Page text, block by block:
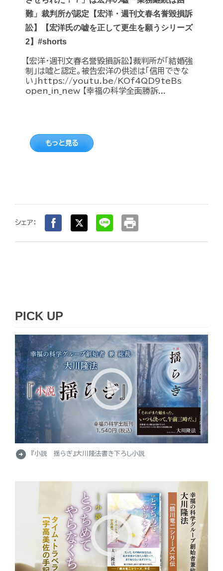
難」裁判所が認定【宏洋・週刊文春名誉毀損訴
訟】【宏洋氏の嘘を正して更生を願うシリーズ
2】#shorts
【宏洋・週刊文春名誉毀損訴訟】裁判所が「結婚強
制」は嘘と認定。被告宏洋の供述は「信用できな
い」https://youtu.be/KOf4QD9teBs
open_in_new 【幸福の科学全面勝訴...
もっと見る
シェア： print
PICK UP
arrow_circle_right 『小説 揺らぎ』大川隆法書き下ろし小説